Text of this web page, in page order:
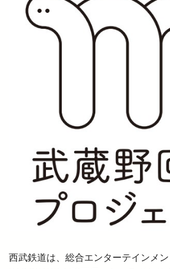
西武鉄道は、総合エンターテインメ